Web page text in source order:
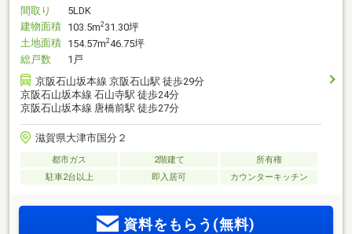
間取り
5LDK
建物面積 103.5m231.30坪
土地面積 154.57m246.75坪
総戸数
1戸
京阪石山坂本線 京阪石山駅 徒歩29分
京阪石山坂本線 石山寺駅 徒歩24分
京阪石山坂本線 唐橋前駅 徒歩27分
滋賀県大津市国分２
都市ガス 2階建て
所有権
駐車2台以上
即入居可 カウンターキッチン
資料をもらう(無料)